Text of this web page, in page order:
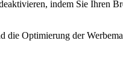
indem Sie Ihren
die Optimierung der